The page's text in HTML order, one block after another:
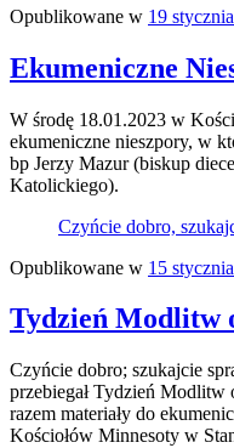
Opublikowane w 19
Ekumeniczne
W środę 18.01.2023 w
ekumeniczne nieszpory, w
bp Jerzy Mazur (biskup
Katolickiego).
Czyńcie dobro,
Opublikowane w 15
Tydzień Modlitw
Czyńcie dobro; szukajcie
przebiegał Tydzień Modlitw
razem materiały do
Kościołów Minnesoty w